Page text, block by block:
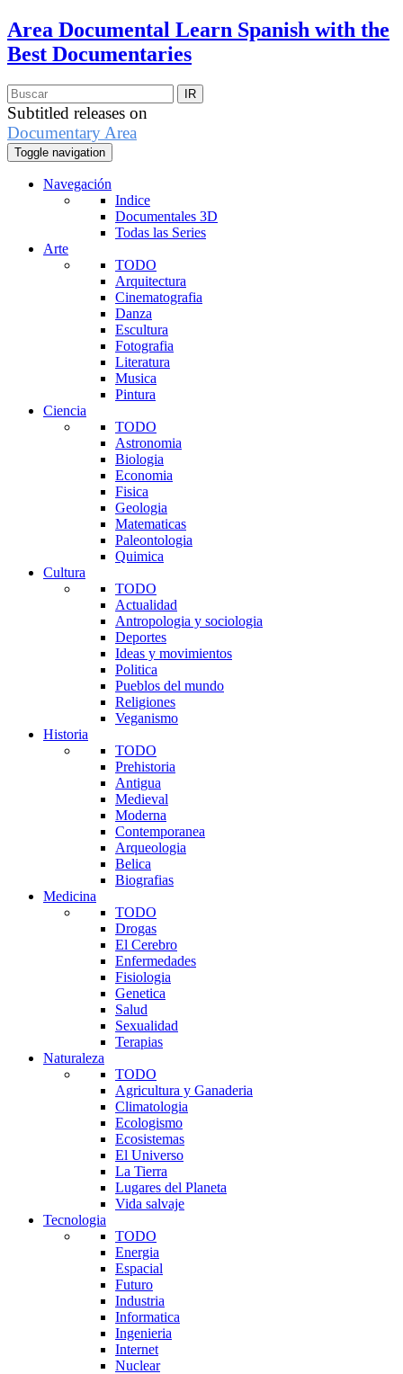
Area Documental Learn Spanish with the
Best Documentaries
Subtitled releases on
Documentary Area
Toggle navigation
Navegación
Indice
Documentales 3D
Todas las Series
Arte
TODO
Arquitectura
Cinematografia
Danza
Escultura
Fotografia
Literatura
Musica
Pintura
Ciencia
TODO
Astronomia
Biologia
Economia
Fisica
Geologia
Matematicas
Paleontologia
Quimica
Cultura
TODO
Actualidad
Antropologia y sociologia
Deportes
Ideas y movimientos
Politica
Pueblos del mundo
Religiones
Veganismo
Historia
TODO
Prehistoria
Antigua
Medieval
Moderna
Contemporanea
Arqueologia
Belica
Biografias
Medicina
TODO
Drogas
El Cerebro
Enfermedades
Fisiologia
Genetica
Salud
Sexualidad
Terapias
Naturaleza
TODO
Agricultura y Ganaderia
Climatologia
Ecologismo
Ecosistemas
El Universo
La Tierra
Lugares del Planeta
Vida salvaje
Tecnologia
TODO
Energia
Espacial
Futuro
Industria
Informatica
Ingenieria
Internet
Nuclear